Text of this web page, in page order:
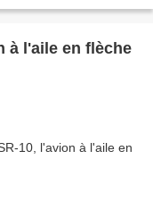
à l'aile en flèche